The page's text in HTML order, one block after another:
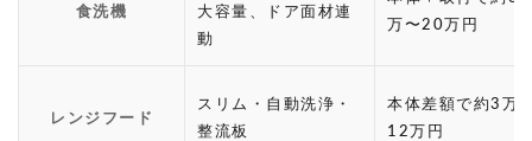
食洗機
大容量、ドア面材連
動
万〜20万円
レンジフード
スリム・自動洗浄・
整流板
本体差額で約3万
12万円